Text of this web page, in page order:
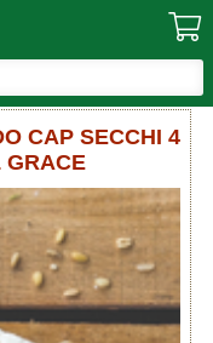
CAP SECCHI 4
GRACE